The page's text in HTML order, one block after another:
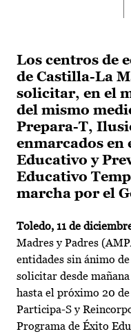
Los centros de
de Castilla-La
solicitar, en el
del mismo
Prepara-T,
enmarcados en
Educativo y
Educativo
marcha por el
Toledo, 11 de
Madres y Padres
entidades sin ánimo
solicitar desde
hasta el próximo 20
Participa-S y
Programa de Éxito